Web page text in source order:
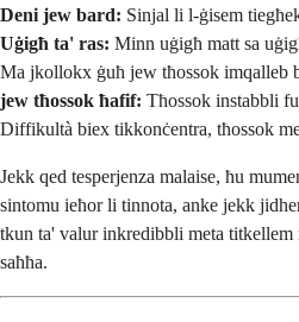
Deni jew bard: Sinjal li l-ġisem
Uġigħ ta' ras: Minn uġigħ matt sa
Ma jkollokx ġuħ jew tħossok imqalleb
jew tħossok ħafif: Tħossok instabbli
Diffikultà biex tikkonċentra, tħossok
Jekk qed tesperjenza malaise, ħu
sintomu ieħor li tinnota, anke jekk
tkun ta' valur inkredibbli meta titkellem
saħħa.